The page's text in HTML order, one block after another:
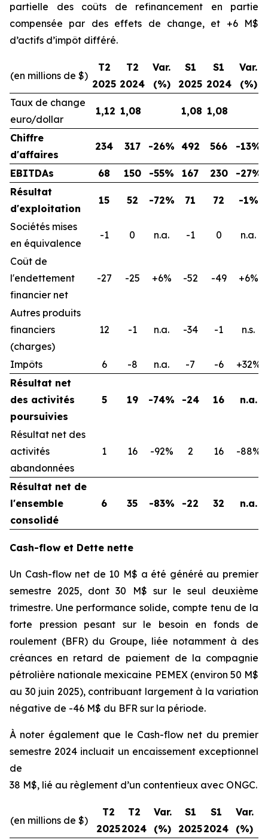
partielle des coûts de refinancement en partie
compensée par des effets de change, et +6 M$
d’actifs d’impôt différé.
(en millions de $)
T2
2025
T2
2024
Var.
(%)
S1
2025
S1
2024
Var.
(%)
Taux de change
euro/dollar
1,12 1,08 1,08 1,08
Chiffre
d'affaires
234 317 -26% 492 566 -13%
EBITDAs 68 150 -55% 167 230
-27%
Résultat
d'exploitation
15 52 -72% 71 72 -1%
Sociétés mises
en équivalence
-1 0 n.a. -1 0 n.a.
Coût de
l'endettement
financier net
-27 -25 +6% -52 -49 +6%
Autres produits
financiers
(charges)
12 -1 n.a. -34 -1 n.s.
Impôts 6 -8 n.a. -7 -6
+32%
Résultat net
des activités
poursuivies
5 19 -74% -24 16 n.a.
Résultat net des
activités
abandonnées
1 16 -92% 2 16 -88%
Résultat net de
l'ensemble
consolidé
6 35 -83% -22 32 n.a.
Cash-flow et Dette nette
Un Cash-flow net de 10 M$ a été généré au premier
semestre 2025, dont 30 M$ sur le seul deuxième
trimestre. Une performance solide, compte tenu de la
forte pression pesant sur le besoin en fonds de
roulement (BFR) du Groupe, liée notamment à des
créances en retard de paiement de la compagnie
pétrolière nationale mexicaine PEMEX (environ 50 M$
au 30 juin 2025), contribuant largement à la variation
négative de -46 M$ du BFR sur la période.
À noter également que le Cash-flow net du premier
semestre 2024 incluait un encaissement exceptionnel
de
38 M$, lié au règlement d’un contentieux avec ONGC.
(en millions de $)
T2
2025
T2
2024
Var.
(%)
S1
2025
S1
2024
Var.
(%)